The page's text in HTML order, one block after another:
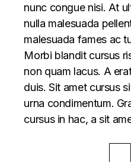
nunc congue nisi. At
nulla malesuada
malesuada fames ac
Morbi blandit cursus
non quam lacus. A
duis. Sit amet cursus
urna condimentum.
cursus in hac, a sit